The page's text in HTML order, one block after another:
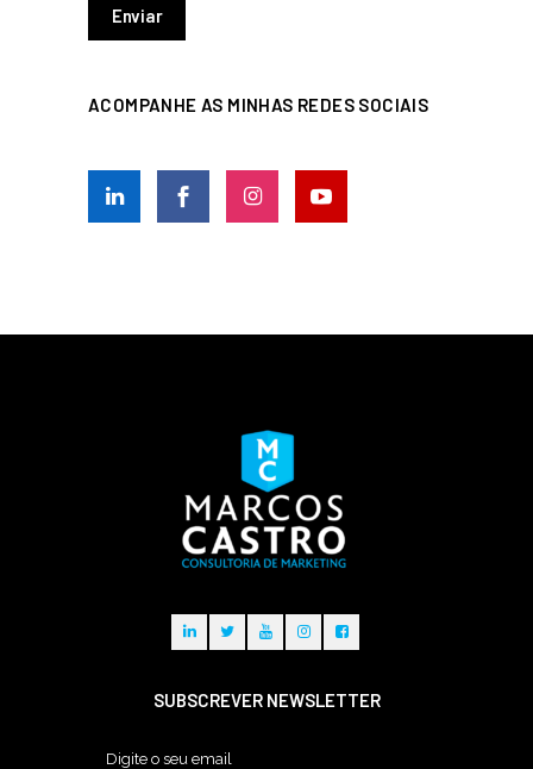
ACOMPANHE AS MINHAS REDES SOCIAIS
SUBSCREVER NEWSLETTER